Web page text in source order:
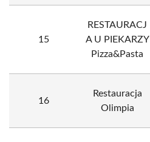
15
RESTAURACJ
A U PIEKARZY
Pizza&Pasta
16
Restauracja
Olimpia